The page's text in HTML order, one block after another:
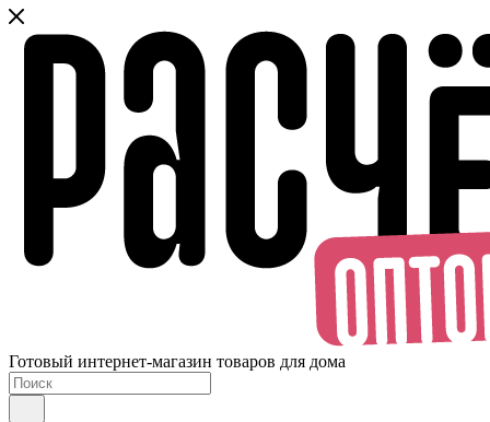
Готовый интернет-магазин товаров для дома